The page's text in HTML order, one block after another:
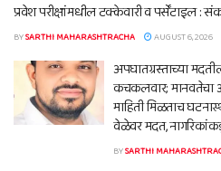
प्रवेश परीक्षांमधील टक्केवारी व पर्सेंटाइल
BYSARTHI MAHARASHTRACHA AUGUST 6, 2026
अपघातग्रस्ताच्या
कचकलवार; मानवतेचा
माहिती मिळताच
वेळेवर मदत,
BYSARTHI